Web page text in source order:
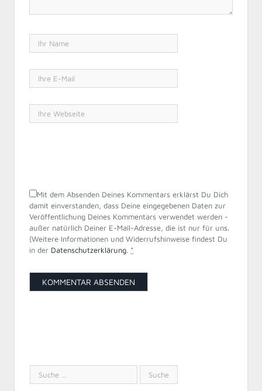
Mit dem Absenden Deines Kommentars erklärst Du Dich
damit einverstanden, dass Deine eingegebenen Daten zur
Veröffentlichung Deines Kommentars verwendet werden -
außer natürlich Deiner E-Mail-Adresse, die ist nur für uns.
(Weitere Informationen und Widerrufshinweise findest Du
in der Datenschutzerklärung. *